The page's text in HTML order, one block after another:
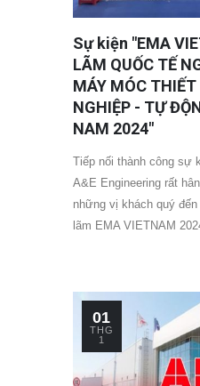
Sự kiện "EMA
LÃM QUỐC TẾ
MÁY MÓC THIẾT
NGHIỆP - TỰ
NAM 2024"
Tiếp nối thành công sự
A&E Engineering rất
những vị khách quý
lãm EMA VIETNAM
01
THG
1